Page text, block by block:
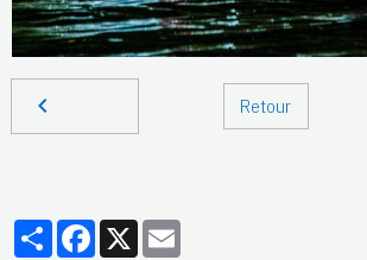
Retour
PartagerFacebook
X